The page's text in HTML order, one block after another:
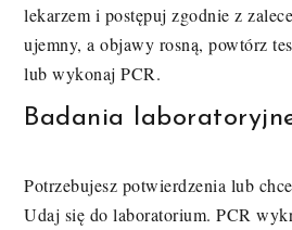
lekarzem i postępuj zgodnie z
ujemny, a objawy rosną, powtórz
lub wykonaj PCR.
Badania
Potrzebujesz potwierdzenia lub
Udaj się do laboratorium. PCR